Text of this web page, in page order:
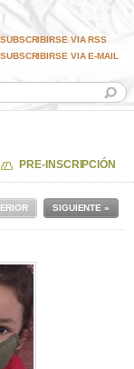
SUBSCRIBIRSE VIA RSS
SUBSCRIBIRSE VIA E-MAIL
PRE-INSCRIPCIÓN
SIGUIENTE »